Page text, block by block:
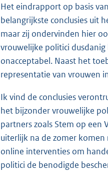
Het eindrapport op basis
belangrijkste conclusies uit
maar zij ondervinden hier
vrouwelijke politici
onacceptabel. Naast het
representatie van vrouwen
Ik vind de conclusies
het bijzonder vrouwelijke
partners zoals Stem op
uiterlijk na de zomer komen
online interventies om
politici de benodigde